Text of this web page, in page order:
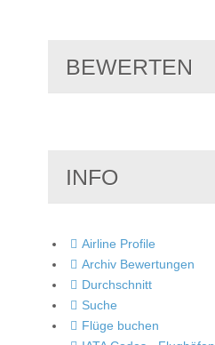
BEWERTEN
INFO
Airline Profile
Archiv Bewertungen
Durchschnitt
Suche
Flüge buchen